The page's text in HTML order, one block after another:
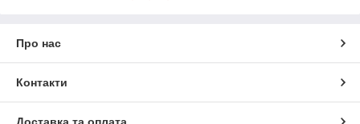
Про нас
Контакти